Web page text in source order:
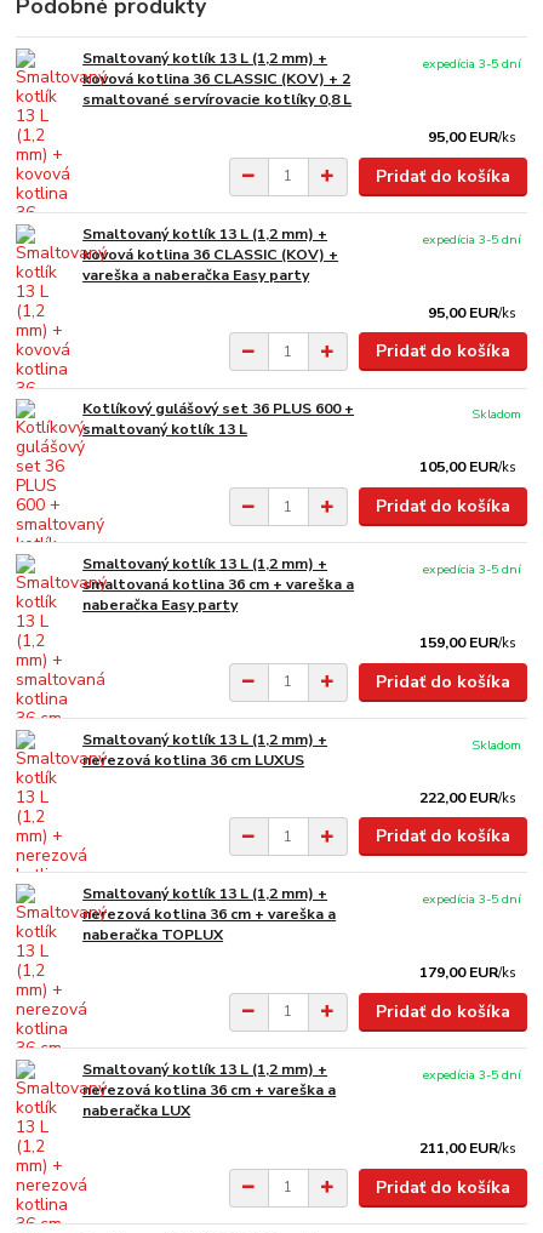
Podobné produkty
Smaltovaný kotlík 13 L (1,2 mm) +
kovová kotlina 36 CLASSIC (KOV) + 2
smaltované servírovacie kotlíky 0,8 L
95,00 EUR/ks
expedícia 3-5 dní
Pridať do košíka
Smaltovaný kotlík 13 L (1,2 mm) +
kovová kotlina 36 CLASSIC (KOV) +
vareška a naberačka Easy party
95,00 EUR/ks
expedícia 3-5 dní
Pridať do košíka
Kotlíkový gulášový set 36 PLUS 600 +
smaltovaný kotlík 13 L
105,00 EUR/ks
Skladom
Pridať do košíka
Smaltovaný kotlík 13 L (1,2 mm) +
smaltovaná kotlina 36 cm + vareška a
naberačka Easy party
159,00 EUR/ks
expedícia 3-5 dní
Pridať do košíka
Smaltovaný kotlík 13 L (1,2 mm) +
nerezová kotlina 36 cm LUXUS
222,00 EUR/ks
Skladom
Pridať do košíka
Smaltovaný kotlík 13 L (1,2 mm) +
nerezová kotlina 36 cm + vareška a
naberačka TOPLUX
179,00 EUR/ks
expedícia 3-5 dní
Pridať do košíka
Smaltovaný kotlík 13 L (1,2 mm) +
nerezová kotlina 36 cm + vareška a
naberačka LUX
211,00 EUR/ks
expedícia 3-5 dní
Pridať do košíka